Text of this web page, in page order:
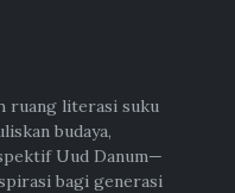
ruang literasi suku
budaya,
Uud Danum—
bagi generasi